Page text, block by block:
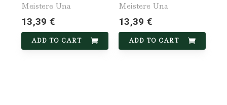
Meistere Una
13,39 €
ADD TO CART
Meistere Una
13,39 €
ADD TO CART